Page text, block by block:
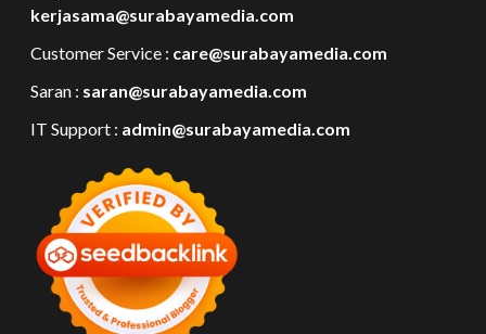
kerjasama@surabayamedia.com
Customer Service : care@surabayamedia.com
Saran : saran@surabayamedia.com
IT Support : admin@surabayamedia.com